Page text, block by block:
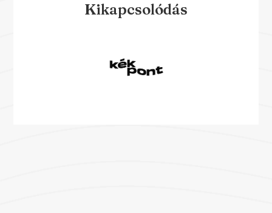
Kikapcsolódás